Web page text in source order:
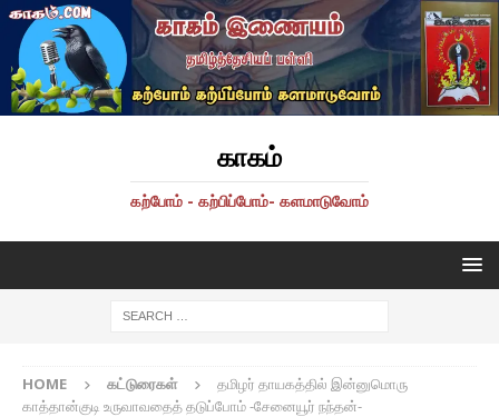
காகம்
கற்போம் - கற்பிப்போம்- களமாடுவோம்
HOME கட்டுரைகள்
தமிழர் தாயகத்தில் இன்னுமொரு
காத்தான்குடி உருவாவதைத் தடுப்போம் -சேனையூர் நந்தன்-